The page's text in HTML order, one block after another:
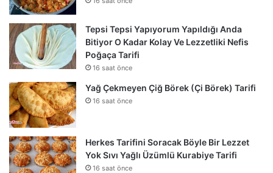
Tepsi Tepsi Yapıyorum Yapıldığı Anda
Bitiyor O Kadar Kolay Ve Lezzetliki Nefis
Poğaça Tarifi
16 saat önce
Yağ Çekmeyen Çiğ Börek (Çi Börek) Tarifi
16 saat önce
Herkes Tarifini Soracak Böyle Bir Lezzet
Yok Sıvı Yağlı Üzümlü Kurabiye Tarifi
16 saat önce